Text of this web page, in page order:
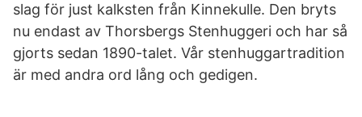
slag för just kalksten från Kinnekulle. Den bryts
nu endast av Thorsbergs Stenhuggeri och har så
gjorts sedan 1890-talet. Vår stenhuggartradition
är med andra ord lång och gedigen.